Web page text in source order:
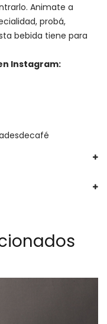
Animate a
probá,
bebida tiene para
Instagram: